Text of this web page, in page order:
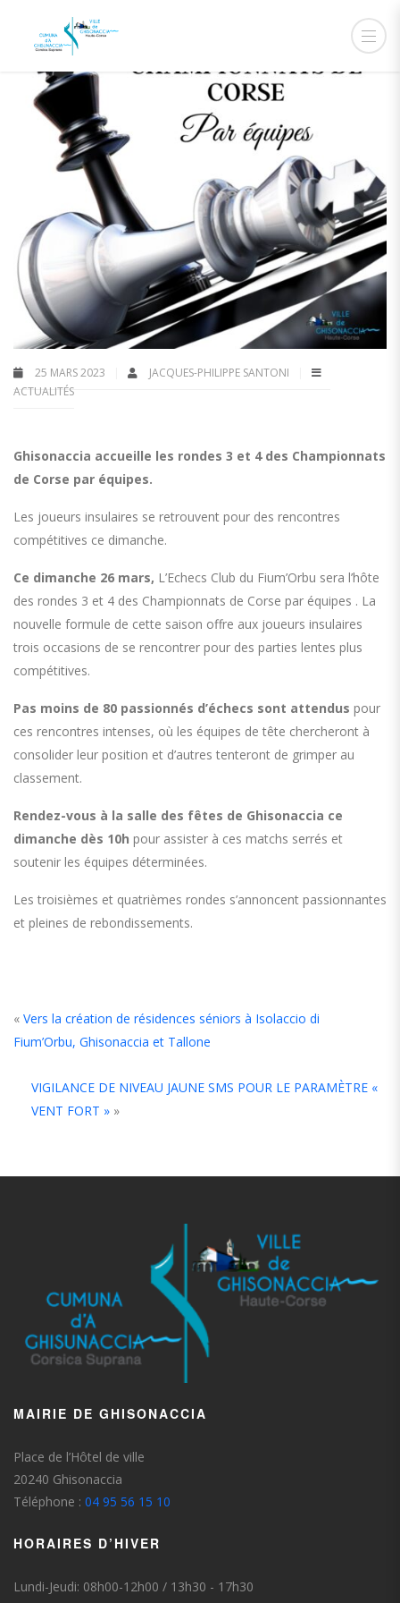
25 MARS 2023
JACQUES-PHILIPPE SANTONI
ACTUALITÉS
Ghisonaccia accueille les rondes 3 et 4 des Championnats
de Corse par équipes.
Les joueurs insulaires se retrouvent pour des rencontres
compétitives ce dimanche.
Ce dimanche 26 mars, L’Echecs Club du Fium’Orbu sera l’hôte
des rondes 3 et 4 des Championnats de Corse par équipes . La
nouvelle formule de cette saison offre aux joueurs insulaires
trois occasions de se rencontrer pour des parties lentes plus
compétitives.
Pas moins de 80 passionnés d’échecs sont attendus pour
ces rencontres intenses, où les équipes de tête chercheront à
consolider leur position et d’autres tenteront de grimper au
classement.
Rendez-vous à la salle des fêtes de Ghisonaccia ce
dimanche dès 10h pour assister à ces matchs serrés et
soutenir les équipes déterminées.
Les troisièmes et quatrièmes rondes s’annoncent passionnantes
et pleines de rebondissements.
« Vers la création de résidences séniors à Isolaccio di
Fium’Orbu, Ghisonaccia et Tallone
VIGILANCE DE NIVEAU JAUNE SMS POUR LE PARAMÈTRE «
VENT FORT » »
MAIRIE DE GHISONACCIA
Place de l’Hôtel de ville
20240 Ghisonaccia
Téléphone : 04 95 56 15 10
HORAIRES D’HIVER
Lundi-Jeudi: 08h00-12h00 / 13h30 - 17h30